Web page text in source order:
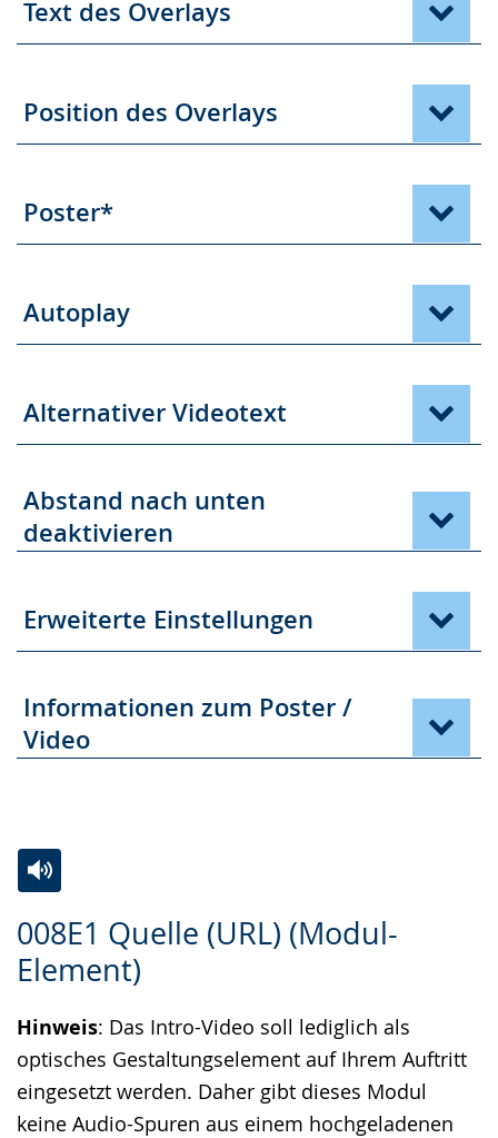
Text des Overlays
Position des Overlays
Poster*
Autoplay
Alternativer Videotext
Abstand nach unten
deaktivieren
Erweiterte Einstellungen
Informationen zum Poster /
Video
008E1 Quelle (URL) (Modul-
Element)
Hinweis: Das Intro-Video soll lediglich als
optisches Gestaltungselement auf Ihrem Auftritt
eingesetzt werden. Daher gibt dieses Modul
keine Audio-Spuren aus einem hochgeladenen
Leichten
Sprache
Audio-
Unterstützung.
Video
in
Gebärdensprache
wird
angezeigt.